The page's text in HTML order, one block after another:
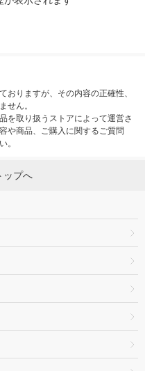
おりますが、その内容の正確性、
せん。
を取り扱うストアによって運営さ
や商品、ご購入に関するご質問
。
ップへ